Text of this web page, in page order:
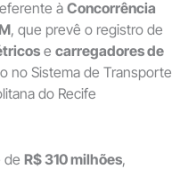
à Concorrência
, que prevê o registro de
e carregadores de
no Sistema de Transporte
do Recife
de R$ 310 milhões,